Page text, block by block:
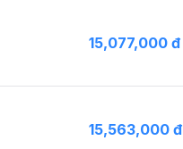
15,077,000 đ
15,563,000 đ